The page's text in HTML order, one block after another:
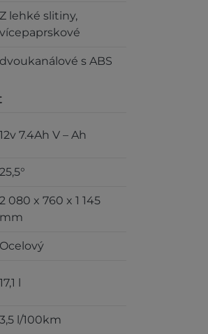
Z lehké slitiny,
vícepaprskové
dvoukanálové s ABS
12v 7.4Ah V – Ah
25,5°
2 080 x 760 x 1 145
mm
Ocelový
17,1 l
3,5 l/100km